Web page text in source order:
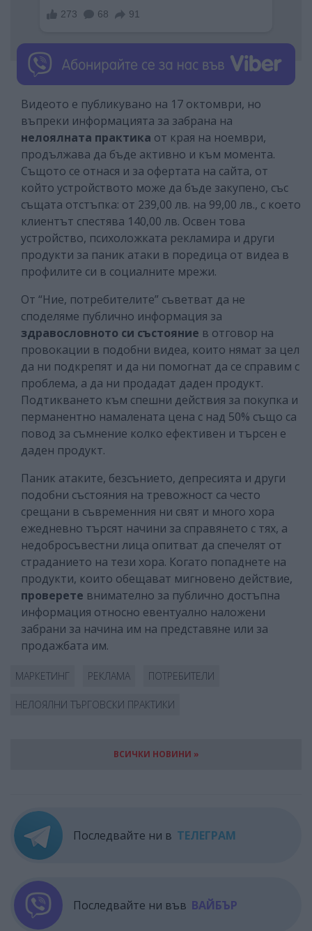
Видеото е публикувано на 17 октомври, но
въпреки информацията за забрана на
нелоялната практика от края на ноември,
продължава да бъде активно и към момента.
Същото се отнася и за офертата на сайта, от
който устройството може да бъде закупено, със
същата отстъпка: от 239,00 лв. на 99,00 лв., с което
клиентът спестява 140,00 лв. Освен това
устройство, психоложката рекламира и други
продукти за паник атаки в поредица от видеа в
профилите си в социалните мрежи.
От “Ние, потребителите” съветват да не
споделяме публично информация за
здравословното си състояние в отговор на
провокации в подобни видеа, които нямат за цел
да ни подкрепят и да ни помогнат да се справим с
проблема, а да ни продадат даден продукт.
Подтикването към спешни действия за покупка и
перманентно намалената цена с над 50% също са
повод за съмнение колко ефективен и търсен е
даден продукт.
Паник атаките, безсънието, депресията и други
подобни състояния на тревожност са често
срещани в съвременния ни свят и много хора
ежедневно търсят начини за справянето с тях, а
недобросъвестни лица опитват да спечелят от
страданието на тези хора. Когато попаднете на
продукти, които обещават мигновено действие,
проверете внимателно за публично достъпна
информация относно евентуално наложени
забрани за начина им на представяне или за
продажбата им.
МАРКЕТИНГ РЕКЛАМА ПОТРЕБИТЕЛИ
НЕЛОЯЛНИ ТЪРГОВСКИ ПРАКТИКИ
ВСИЧКИ НОВИНИ »
Последвайте ни в ТЕЛЕГРАМ
Последвайте ни във ВАЙБЪР